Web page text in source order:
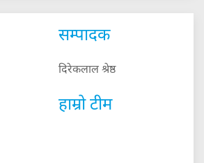
सम्पादक
दिरेकलाल श्रेष्ठ
हाम्रो टीम